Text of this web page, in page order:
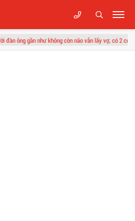
còn não vẫn lấy vợ, có 2 con: Bí ẩn thách thức khoa